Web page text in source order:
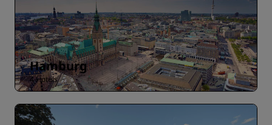
Hamburg
4 Hotels